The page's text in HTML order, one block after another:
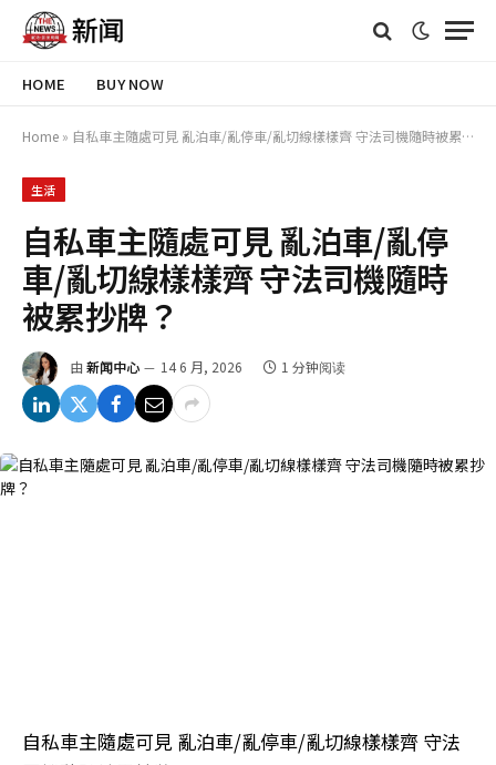
HOME BUY NOW
Home » 自私車主隨處可見 亂泊車/亂停車/亂切線樣樣齊 守法司機隨時被累抄牌？
生活
自私車主隨處可見 亂泊車/亂停
車/亂切線樣樣齊 守法司機隨時
被累抄牌？
由 新闻中心 14 6 月, 2026 1 分钟阅读
自私車主隨處可見 亂泊車/亂停車/亂切線樣樣齊 守法